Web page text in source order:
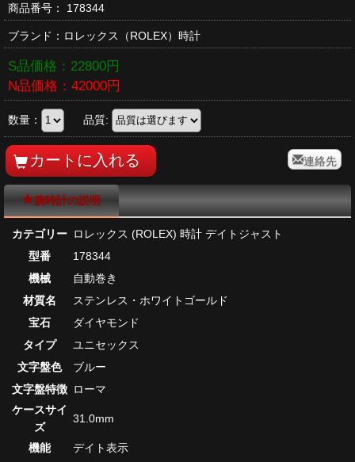
商品番号： 178344
ブランド： ロレックス （ROLEX）時計
S品価格： 22800円
N品価格： 42000円
数量： 品質:
連絡先
腕時計の説明
カテゴリー ロレックス (ROLEX) 時計 デイトジャスト
型番
178344
機械
自動巻き
材質名
ステンレス・ホワイトゴールド
宝石
ダイヤモンド
タイプ
ユニセックス
文字盤色
ブルー
文字盤特徴 ローマ
ケースサイ
ズ
31.0mm
機能 デイト表示